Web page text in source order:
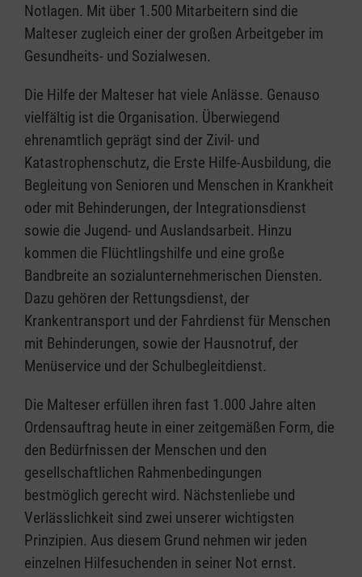
Notlagen. Mit über 1.500 Mitarbeitern sind die
Malteser zugleich einer der großen Arbeitgeber im
Gesundheits- und Sozialwesen.
Die Hilfe der Malteser hat viele Anlässe. Genauso
vielfältig ist die Organisation. Überwiegend
ehrenamtlich geprägt sind der Zivil- und
Katastrophenschutz, die Erste Hilfe-Ausbildung, die
Begleitung von Senioren und Menschen in Krankheit
oder mit Behinderungen, der Integrationsdienst
sowie die Jugend- und Auslandsarbeit. Hinzu
kommen die Flüchtlingshilfe und eine große
Bandbreite an sozialunternehmerischen Diensten.
Dazu gehören der Rettungsdienst, der
Krankentransport und der Fahrdienst für Menschen
mit Behinderungen, sowie der Hausnotruf, der
Menüservice und der Schulbegleitdienst.
Die Malteser erfüllen ihren fast 1.000 Jahre alten
Ordensauftrag heute in einer zeitgemäßen Form, die
den Bedürfnissen der Menschen und den
gesellschaftlichen Rahmenbedingungen
bestmöglich gerecht wird. Nächstenliebe und
Verlässlichkeit sind zwei unserer wichtigsten
Prinzipien. Aus diesem Grund nehmen wir jeden
einzelnen Hilfesuchenden in seiner Not ernst.